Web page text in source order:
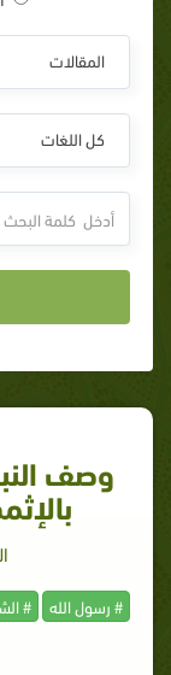
المقالات
كل اللغات
وصف
# رسول الله #